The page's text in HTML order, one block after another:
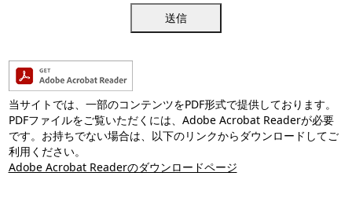
送信
当サイトでは、一部のコンテンツをPDF形式で提供しております。
PDFファイルをご覧いただくには、Adobe Acrobat Readerが必要
です。お持ちでない場合は、以下のリンクからダウンロードしてご
利用ください。
Adobe Acrobat Readerのダウンロードページ